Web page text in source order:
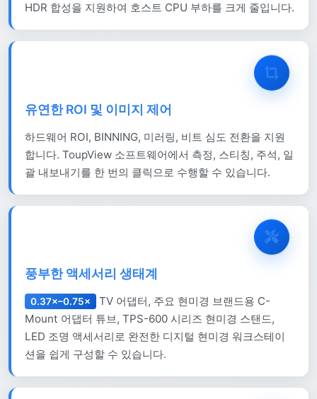
HDR 합성을 지원하여 호스트 CPU 부하를 크게 줄입니다.
유연한 ROI 및 이미지 제어
하드웨어 ROI, BINNING, 미러링, 비트 심도 전환을 지원
합니다. ToupView 소프트웨어에서 측정, 스티칭, 주석, 일
괄 내보내기를 한 번의 클릭으로 수행할 수 있습니다.
풍부한 액세서리 생태계
0.37×–0.75×
TV 어댑터, 주요 현미경 브랜드용 C-
Mount 어댑터 튜브, TPS-600 시리즈 현미경 스탠드,
LED 조명 액세서리로 완전한 디지털 현미경 워크스테이
션을 쉽게 구성할 수 있습니다.